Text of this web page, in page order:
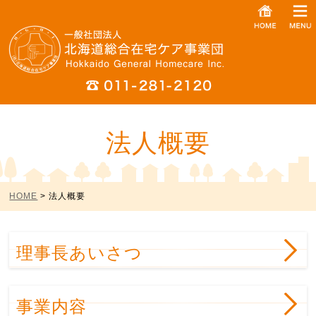
法人概要
HOME > 法人概要
理事長あいさつ
事業内容